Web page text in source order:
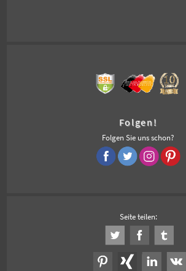
Folgen!
Folgen Sie uns schon?
Seite teilen: